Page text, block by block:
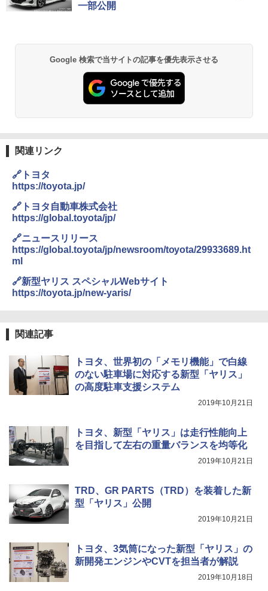
一部公開
Google 検索で当サイトの記事を優先表示させる
関連リンク
🔗トヨタ
https://toyota.jp/
🔗トヨタ自動車株式会社
https://global.toyota/jp/
🔗ニュースリリース
https://global.toyota/jp/newsroom/toyota/29933689.ht
ml
🔗新型ヤリス スペシャルWebサイト
https://toyota.jp/new-yaris/
関連記事
トヨタ、世界初の「メモリ機能」で白線
のない駐車場に対応する新型「ヤリス」
の高度駐車支援システム
2019年10月21日
トヨタ、新型「ヤリス」は走行性能向上
を目指して左右の重量バランスを均等化
2019年10月21日
TRD、GR PARTS（TRD）を装着した新
型「ヤリス」公開
2019年10月21日
トヨタ、3気筒になった新型「ヤリス」の
新開発エンジンやCVTを担当者が解説
2019年10月18日